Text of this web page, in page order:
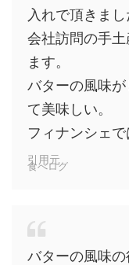
入れで頂きまし
会社訪問の手
ます。
バターの風味
て美味しい。
フィナンシェで
引用元
食べログ
バターの風味